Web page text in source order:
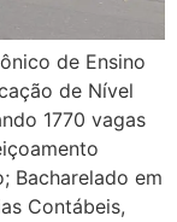
de Ensino
de Nível
1770 vagas
Bacharelado em
Contábeis,